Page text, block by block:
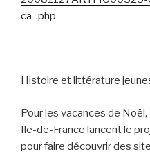
ca-.php
Histoire et littérature
Pour les vacances de
Ile-de-France lancent le
pour faire découvrir des